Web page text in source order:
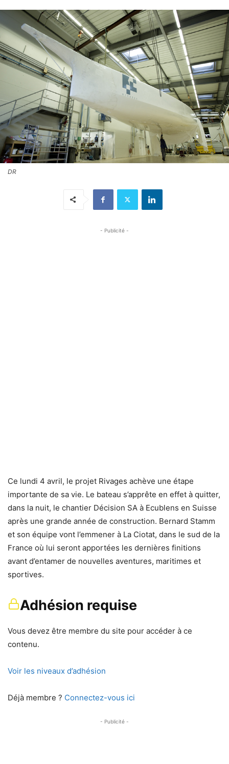
DR
- Publicité -
Ce lundi 4 avril, le projet Rivages achève une étape
importante de sa vie. Le bateau s’apprête en effet à quitter,
dans la nuit, le chantier Décision SA à Ecublens en Suisse
après une grande année de construction. Bernard Stamm
et son équipe vont l’emmener à La Ciotat, dans le sud de la
France où lui seront apportées les dernières finitions
avant d’entamer de nouvelles aventures, maritimes et
sportives.
Adhésion requise
Vous devez être membre du site pour accéder à ce
contenu.
Voir les niveaux d’adhésion
Déjà membre ? Connectez-vous ici
- Publicité -